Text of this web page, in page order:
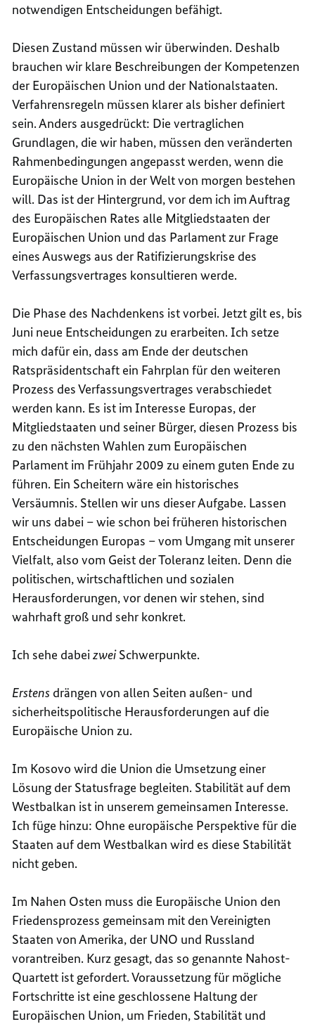
notwendigen Entscheidungen befähigt.
Diesen Zustand müssen wir überwinden. Deshalb
brauchen wir klare Beschreibungen der Kompetenzen
der Europäischen Union und der Nationalstaaten.
Verfahrensregeln müssen klarer als bisher definiert
sein. Anders ausgedrückt: Die vertraglichen
Grundlagen, die wir haben, müssen den veränderten
Rahmenbedingungen angepasst werden, wenn die
Europäische Union in der Welt von morgen bestehen
will. Das ist der Hintergrund, vor dem ich im Auftrag
des Europäischen Rates alle Mitgliedstaaten der
Europäischen Union und das Parlament zur Frage
eines Auswegs aus der Ratifizierungskrise des
Verfassungsvertrages konsultieren werde.
Die Phase des Nachdenkens ist vorbei. Jetzt gilt es, bis
Juni neue Entscheidungen zu erarbeiten. Ich setze
mich dafür ein, dass am Ende der deutschen
Ratspräsidentschaft ein Fahrplan für den weiteren
Prozess des Verfassungsvertrages verabschiedet
werden kann. Es ist im Interesse Europas, der
Mitgliedstaaten und seiner Bürger, diesen Prozess bis
zu den nächsten Wahlen zum Europäischen
Parlament im Frühjahr 2009 zu einem guten Ende zu
führen. Ein Scheitern wäre ein historisches
Versäumnis. Stellen wir uns dieser Aufgabe. Lassen
wir uns dabei – wie schon bei früheren historischen
Entscheidungen Europas – vom Umgang mit unserer
Vielfalt, also vom Geist der Toleranz leiten. Denn die
politischen, wirtschaftlichen und sozialen
Herausforderungen, vor denen wir stehen, sind
wahrhaft groß und sehr konkret.
Ich sehe dabeizweiSchwerpunkte.
Erstens drängen von allen Seiten außen- und
sicherheitspolitische Herausforderungen auf die
Europäische Union zu.
Im Kosovo wird die Union die Umsetzung einer
Lösung der Statusfrage begleiten. Stabilität auf dem
Westbalkan ist in unserem gemeinsamen Interesse.
Ich füge hinzu: Ohne europäische Perspektive für die
Staaten auf dem Westbalkan wird es diese Stabilität
nicht geben.
Im Nahen Osten muss die Europäische Union den
Friedensprozess gemeinsam mit den Vereinigten
Staaten von Amerika, der UNO und Russland
vorantreiben. Kurz gesagt, das so genannte Nahost-
Quartett ist gefordert. Voraussetzung für mögliche
Fortschritte ist eine geschlossene Haltung der
Europäischen Union, um Frieden, Stabilität und